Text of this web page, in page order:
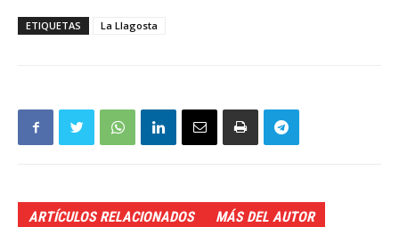
ETIQUETAS La Llagosta
ARTÍCULOS RELACIONADOS MÁS DEL AUTOR